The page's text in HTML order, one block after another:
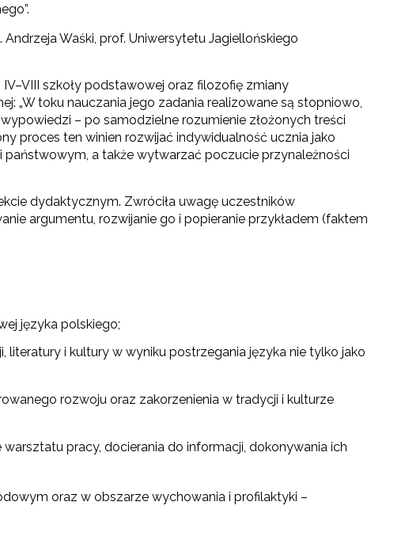
Waśki, prof. Uniwersytetu Jagiellońskiego
szkoły podstawowej oraz filozofię zmiany
„W toku nauczania jego zadania realizowane są stopniowo,
– po samodzielne rozumienie złożonych treści
proces ten winien rozwijać indywidualność ucznia jako
a także wytwarzać poczucie przynależności
dydaktycznym. Zwróciła uwagę uczestników
argumentu, rozwijanie go i popieranie przykładem (faktem
języka polskiego;
i kultury w wyniku postrzegania języka nie tylko jako
rozwoju oraz zakorzenienia w tradycji i kulturze
pracy, docierania do informacji, dokonywania ich
oraz w obszarze wychowania i profilaktyki –